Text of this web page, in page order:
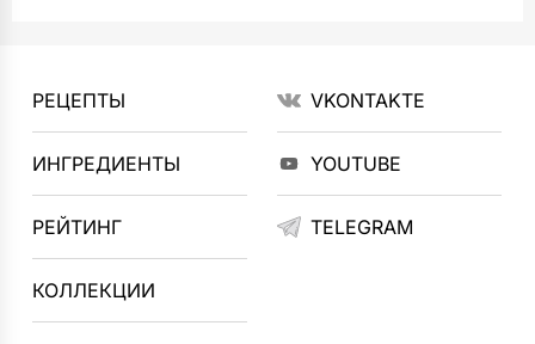
РЕЦЕПТЫ
ИНГРЕДИЕНТЫ
РЕЙТИНГ
КОЛЛЕКЦИИ
VKONTAKTE
YOUTUBE
TELEGRAM